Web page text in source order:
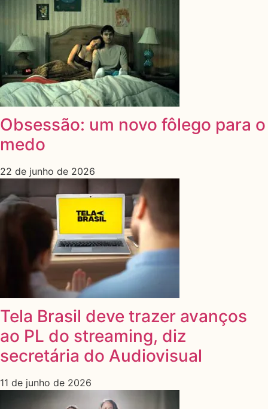
Obsessão: um novo fôlego para o
medo
22 de junho de 2026
Tela Brasil deve trazer avanços
ao PL do streaming, diz
secretária do Audiovisual
11 de junho de 2026